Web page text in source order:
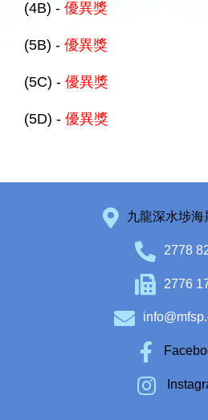
(4B) - 優異獎
(5B) - 優異獎
(5C) - 優異獎
(5D) - 優異獎
九龍深水埗海
2778
2776